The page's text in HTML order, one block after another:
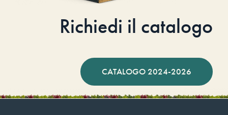
Richiedi il catalogo
CATALOGO 2024-2026